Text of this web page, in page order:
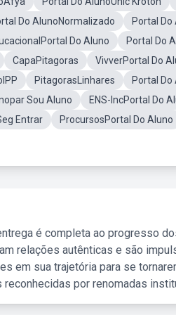
Do AlunoNormalizado
Portal Do
Do Aluno Portal Do
CapaPitagoras VivverPortal Do
PitagorasLinhares Portal Do
Sou Aluno ENS-IncPortal Do
Entrar ProcursosPortal Do Aluno
é completa ao progresso
relações autênticas e são
em sua trajetória para se
por renomadas